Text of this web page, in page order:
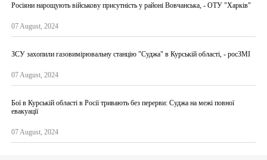
Росіяни нарощують військову присутність у районі Вовчанська, - ОТУ "Харків"
07 August, 2024
ЗСУ захопили газовимірювальну станцію "Суджа" в Курській області, - росЗМІ
07 August, 2024
Бої в Курській області в Росії тривають без перерви: Суджа на межі повної
евакуації
07 August, 2024